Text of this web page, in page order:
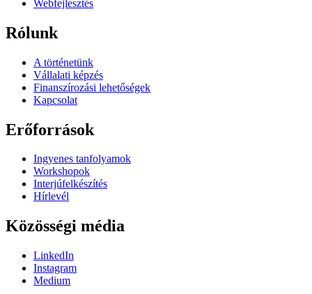
Webfejlesztés
Rólunk
A történetünk
Vállalati képzés
Finanszírozási lehetőségek
Kapcsolat
Erőforrások
Ingyenes tanfolyamok
Workshopok
Interjúfelkészítés
Hírlevél
Közösségi média
LinkedIn
Instagram
Medium